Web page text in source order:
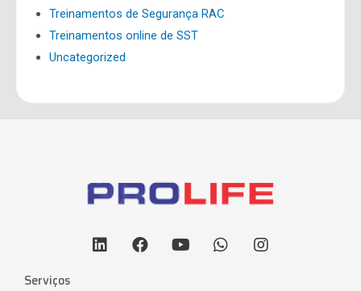
Treinamentos de Segurança RAC
Treinamentos online de SST
Uncategorized
Serviços